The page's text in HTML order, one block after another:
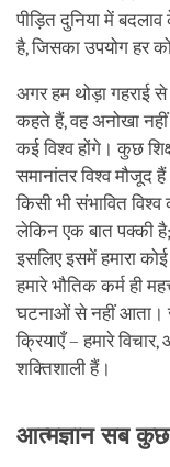
पीड़ित दुनिया में
है, जिसका उपयोग हर
अगर हम थोड़ा गहराई
कहते हैं, वह अनोखा
कई विश्व होंगे। कुछ
समानांतर विश्व मौजूद
किसी भी संभावित
लेकिन एक बात पक्की है;
इसलिए इसमें हमारा
हमारे भौतिक कर्म ही
घटनाओं से नहीं आता।
क्रियाएँ – हमारे
शक्तिशाली हैं।
आत्मज्ञान सब